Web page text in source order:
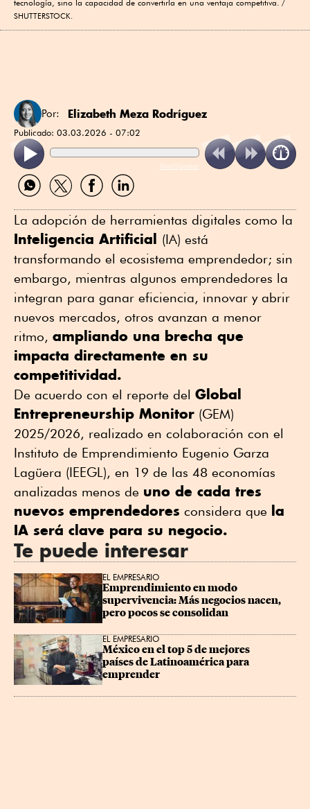
tecnología, sino la capacidad de convertirla en una ventaja competitiva.
SHUTTERSTOCK.
Por: Elizabeth Meza Rodríguez
Publicado: 03.03.2026 - 07:02
ReadSpeaker
Compartir
por
Compartir
por
Compartir
por
Compartir
por
La adopción de herramientas digitales como la
Inteligencia Artificial (IA) está
transformando el ecosistema emprendedor; sin
embargo, mientras algunos emprendedores la
integran para ganar eficiencia, innovar y abrir
nuevos mercados, otros avanzan a menor
ritmo, ampliando una brecha que
impacta directamente en su
competitividad.
De acuerdo con el reporte del Global
Entrepreneurship Monitor (GEM)
2025/2026, realizado en colaboración con el
Instituto de Emprendimiento Eugenio Garza
Lagüera (IEEGL), en 19 de las 48 economías
analizadas menos de uno de cada tres
nuevos emprendedores considera que la
IA será clave para su negocio.
Te puede interesar
EL EMPRESARIO
Emprendimiento en modo
supervivencia: Más negocios nacen,
pero pocos se consolidan
EL EMPRESARIO
México en el top 5 de mejores
países de Latinoamérica para
emprender